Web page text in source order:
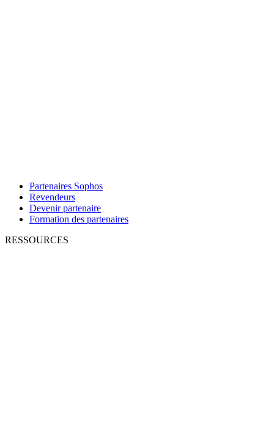
Partenaires Sophos
Revendeurs
Devenir partenaire
Formation des partenaires
RESSOURCES